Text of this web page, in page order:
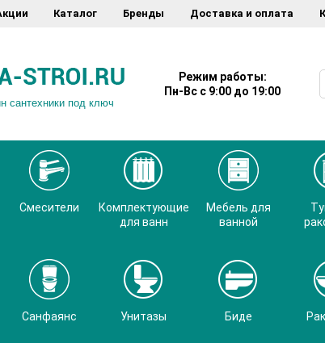
Каталог Бренды Доставка и оплата
сантехники под ключ
Режим работы:
Пн-Вс с 9:00 до 19:00
Смесители
Комплектующие
для ванн
Мебель для
ванной
Санфаянс Унитазы Биде